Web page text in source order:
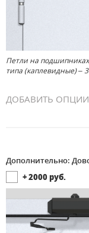
Петли на
типа (каплевидные) –
ДОБАВИТЬ
Дополнительно:
+2000руб.